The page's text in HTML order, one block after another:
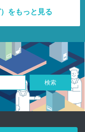
をもっと見る
検索